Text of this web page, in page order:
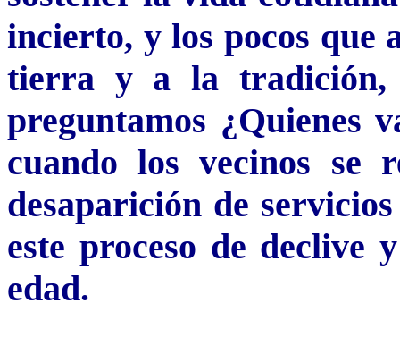
incierto, y los pocos que
tierra y a la tradición,
preguntamos ¿Quienes
cuando los vecinos se
desaparición de
este proceso de
edad.